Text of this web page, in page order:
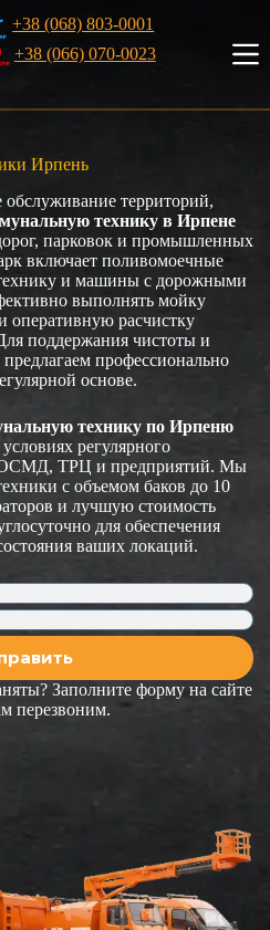
+38 (068) 803-0001
+38 (066) 070-0023
Ирпень
территорий,
технику в Ирпене
парковок и промышленных
включает поливомоечные
и машины с дорожными
выполнять мойку
оперативную расчистку
поддержания чистоты и
профессионально
основе.
технику по Ирпеню
регулярного
ОСМД, ТРЦ и предприятий. Мы
с объемом баков до 10
и лучшую стоимость
для обеспечения
ваших локаций.
Заполните форму на сайте
перезвоним.